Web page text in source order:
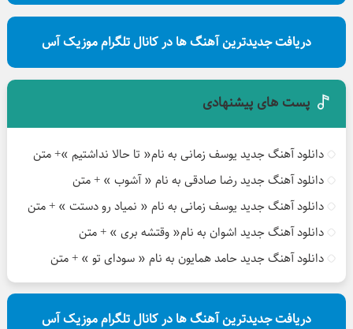
دریافت جدیدترین آهنگ ها در کانال تلگرام موزیک آس
پست های پیشنهادی
دانلود آهنگ جدید یوسف زمانی به نام« تا حالا نداشتیم »+ متن
دانلود آهنگ جدید رضا صادقی به نام « آشوب » + متن
دانلود آهنگ جدید یوسف زمانی به نام « نمیاد رو دستت » + متن
دانلود آهنگ جدید اشوان به نام« وقتشه بری » + متن
دانلود آهنگ جدید حامد همایون به نام « سودای تو » + متن
دریافت جدیدترین آهنگ ها در کانال تلگرام موزیک آس